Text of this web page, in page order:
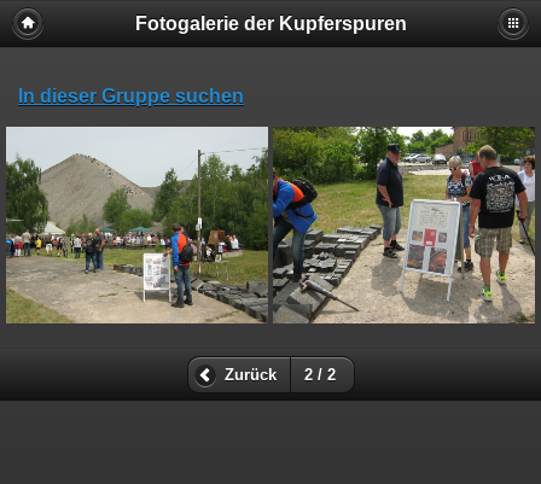
Fotogalerie der Kupferspuren
In dieser Gruppe suchen
Zurück 2 / 2